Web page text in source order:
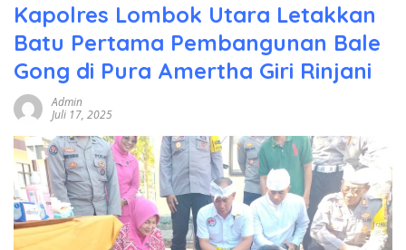
Kapolres Lombok Utara Letakkan
Batu Pertama Pembangunan Bale
Gong di Pura Amertha Giri Rinjani
Admin
Juli 17, 2025